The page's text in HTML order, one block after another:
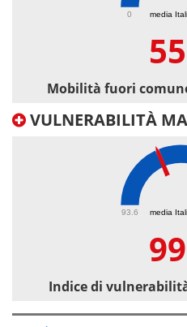
media
0
Mobilità fuori
VULNERABILITÀ
media
93.6
Indice di